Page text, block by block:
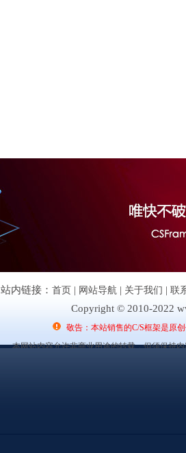
站内链接： 首页 | 网站导航 | 关于我们 | 联
Copyright © 2010-2022
敬告：本站销售的C/S框架是原
本网站内容允许非商业用途的转载，但须保持